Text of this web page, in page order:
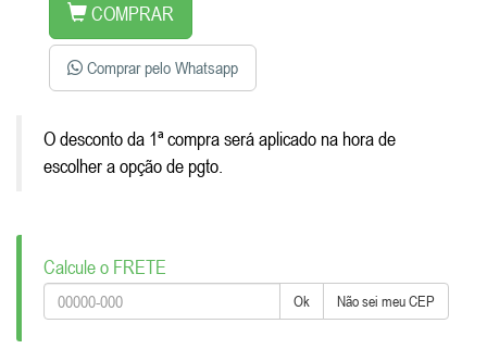
COMPRAR
Comprar pelo Whatsapp
O desconto da 1ª compra será aplicado na hora de
escolher a opção de pgto.
Calcule o FRETE
Ok Não sei meu CEP